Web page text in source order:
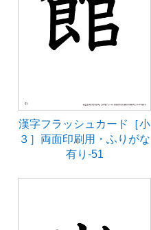
漢字フラッシュカード［小
３］両面印刷用・ふりがな
有り-51